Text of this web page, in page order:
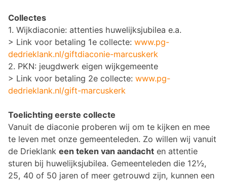
Collectes
1. Wijkdiaconie: attenties huwelijksjubilea e.a.
> Link voor betaling 1e collecte: www.pg-
dedrieklank.nl/giftdiaconie-marcuskerk
2. PKN: jeugdwerk eigen wijkgemeente
> Link voor betaling 2e collecte: www.pg-
dedrieklank.nl/gift-marcuskerk
Toelichting eerste collecte
Vanuit de diaconie proberen wij om te kijken en mee
te leven met onze gemeenteleden. Zo willen wij vanuit
de Drieklank een teken van aandacht en attentie
sturen bij huwelijksjubilea. Gemeenteleden die 12½,
25, 40 of 50 jaren of meer getrouwd zijn, kunnen een